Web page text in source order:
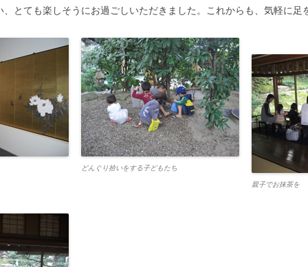
とても楽しそうにお過ごしいただきました。これからも、気軽に足
どんぐり拾いをする子どもたち
親子でお抹茶を